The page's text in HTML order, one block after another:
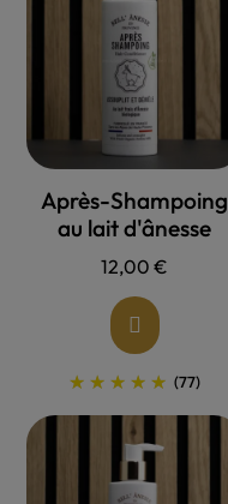
Allons voir !
Après-Shampoing
au lait d'ânesse
12,00 €
(77)